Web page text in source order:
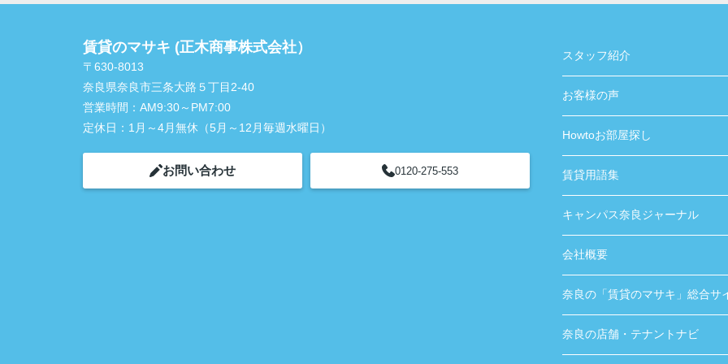
賃貸のマサキ (正木商事株式会社）
〒630-8013
奈良県奈良市三条大路５丁目2-40
営業時間： AM9:30～PM7:00
定休日： 1月～4月無休（5月～12月毎週水曜日）
お問い合わせ 0120-275-553
スタッフ紹介
お客様の声
Howtoお部屋探し
賃貸用語集
キャンパス奈良ジャーナル
会社概要
奈良の「賃貸のマサキ」総合サ
奈良の店舗・テナントナビ